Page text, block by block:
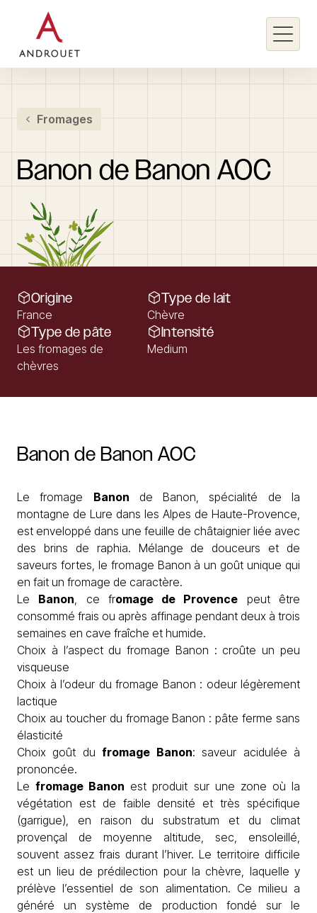
Rechercher un mot clé
Fromages
Banon de Banon AOC
Origine
France
Type de lait
Chèvre
Type de pâte
Les fromages de
chèvres
Intensité
Medium
Banon de Banon AOC
Le fromage Banon de Banon, spécialité de la
montagne de Lure dans les Alpes de Haute-Provence,
est enveloppé dans une feuille de châtaignier liée avec
des brins de raphia. Mélange de douceurs et de
saveurs fortes, le fromage Banon à un goût unique qui
en fait un fromage de caractère.
Le Banon, ce fromage de Provence peut être
consommé frais ou après affinage pendant deux à trois
semaines en cave fraîche et humide.
Choix à l’aspect du fromage Banon : croûte un peu
visqueuse
Choix à l’odeur du fromage Banon : odeur légèrement
lactique
Choix au toucher du fromage Banon : pâte ferme sans
élasticité
Choix goût dufromage Banon: saveur acidulée à
prononcée.
Lefromage Banon est produit sur une zone où la
végétation est de faible densité et très spécifique
(garrigue), en raison du substratum et du climat
provençal de moyenne altitude, sec, ensoleillé,
souvent assez frais durant l’hiver. Le territoire difficile
est un lieu de prédilection pour la chèvre, laquelle y
prélève l’essentiel de son alimentation. Ce milieu a
généré un système de production fondé sur le